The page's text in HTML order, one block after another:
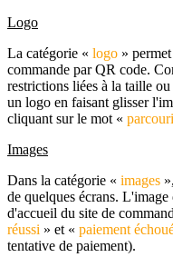
Logo
La catégorie « logo »
commande par QR code.
restrictions liées à la taille
un logo en faisant glisser
cliquant sur le mot «
Images
Dans la catégorie « images
de quelques écrans.
d'accueil du site de
réussi » et « paiement
tentative de paiement).